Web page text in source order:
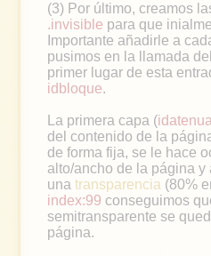
(3) Por último, creamos
.invisible para que
Importante añadirle a
pusimos en la llamada
primer lugar de esta
idbloque.
La primera capa (
del contenido de la
de forma fija, se le hace
alto/ancho de la página y
una transparencia (80%
index:99 conseguimos
semitransparente se
página.